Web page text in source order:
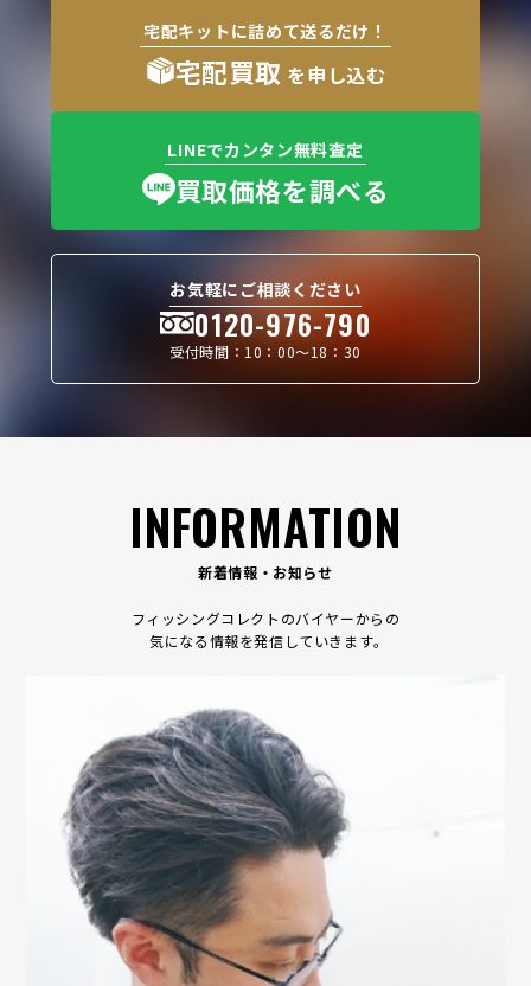
宅配キットに詰めて送るだけ！
宅配買取 を申し込む
LINEでカンタン無料査定
買取価格を調べる
お気軽にご相談ください
0120-976-790
受付時間：10：00〜18：30
INFORMATION
新着情報・お知らせ
フィッシングコレクトのバイヤーからの
気になる情報を発信していきます｡